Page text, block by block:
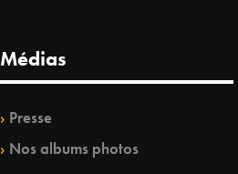
Médias
Presse
Nos albums photos